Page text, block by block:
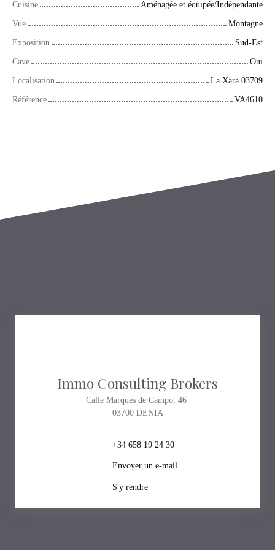
Cuisine
Aménagée et équipée/Indépendante
Vue
Montagne
Exposition
Sud-Est
Cave
Oui
Localisation
La Xara 03709
Référence
VA4610
Immo Consulting Brokers
Calle Marques de Campo, 46
03700 DENIA
+34 658 19 24 30
Envoyer un e-mail
S'y rendre